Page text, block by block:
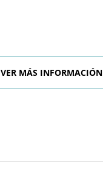
VER MÁS INFORMACIÓN